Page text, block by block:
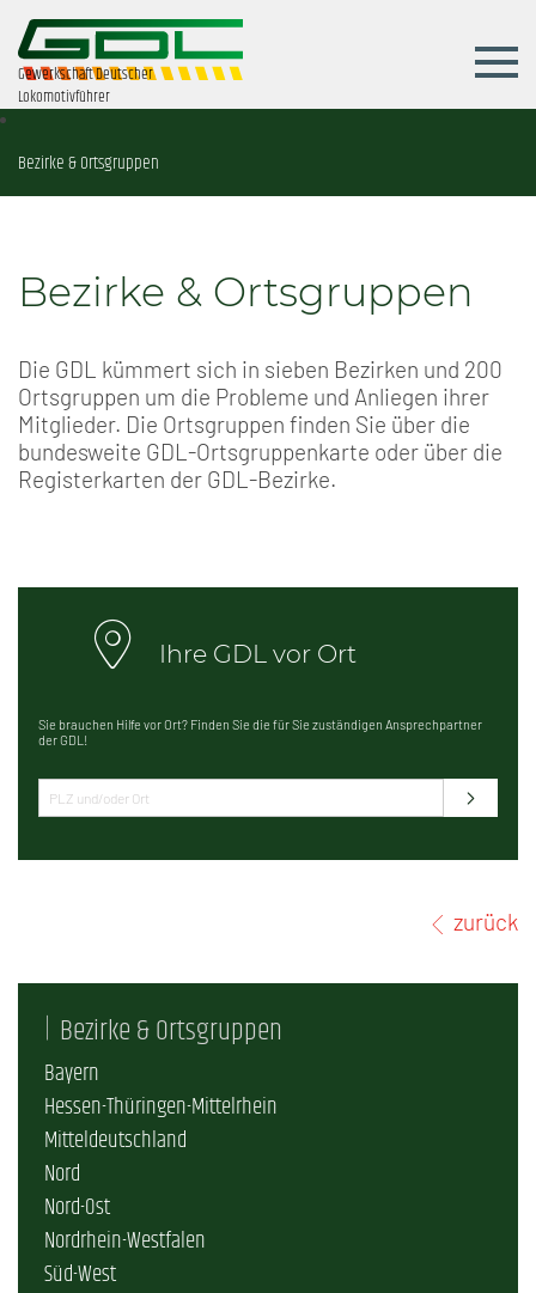
Gewerkschaft Deutscher
Lokomotivführer
Bezirke & Ortsgruppen
Bezirke & Ortsgruppen
Die GDL kümmert sich in sieben Bezirken und 200
Ortsgruppen um die Probleme und Anliegen ihrer
Mitglieder. Die Ortsgruppen finden Sie über die
bundesweite GDL-Ortsgruppenkarte oder über die
Registerkarten der GDL-Bezirke.
Ihre GDL vor Ort
Sie brauchen Hilfe vor Ort? Finden Sie die für Sie zuständigen Ansprechpartner
der GDL!
zurück
Bezirke & Ortsgruppen
Bayern
Hessen-Thüringen-Mittelrhein
Mitteldeutschland
Nord
Nord-Ost
Nordrhein-Westfalen
Süd-West